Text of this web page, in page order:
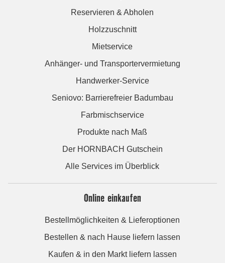
Reservieren & Abholen
Holzzuschnitt
Mietservice
Anhänger- und Transportervermietung
Handwerker-Service
Seniovo: Barrierefreier Badumbau
Farbmischservice
Produkte nach Maß
Der HORNBACH Gutschein
Alle Services im Überblick
Online einkaufen
Bestellmöglichkeiten & Lieferoptionen
Bestellen & nach Hause liefern lassen
Kaufen & in den Markt liefern lassen